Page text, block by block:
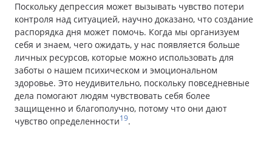
Поскольку депрессия может вызывать чувство потери
контроля над ситуацией, научно доказано, что создание
распорядка дня может помочь. Когда мы организуем
себя и знаем, чего ожидать, у нас появляется больше
личных ресурсов, которые можно использовать для
заботы о нашем психическом и эмоциональном
здоровье. Это неудивительно, поскольку повседневные
дела помогают людям чувствовать себя более
защищенно и благополучно, потому что они дают
чувство определенности19.